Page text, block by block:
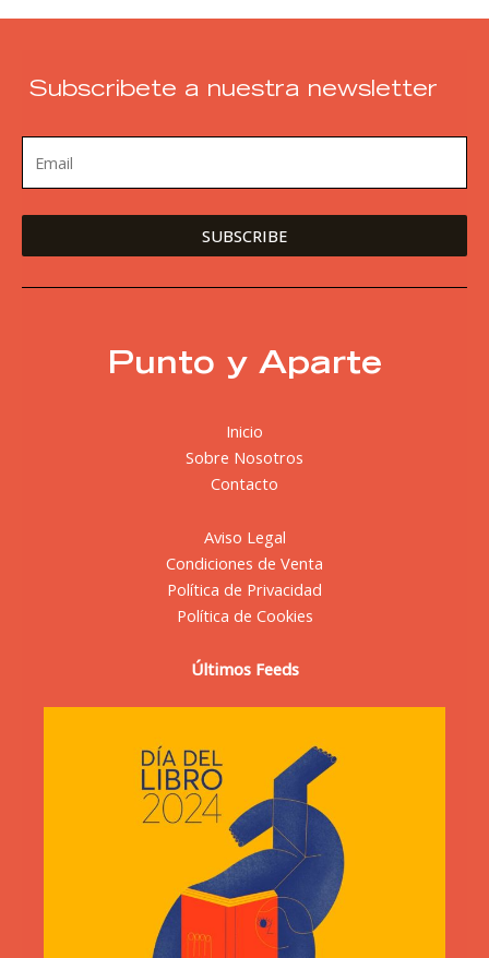
Subscribete a nuestra newsletter
Punto y Aparte
Inicio
Sobre Nosotros
Contacto
Aviso Legal
Condiciones de Venta
Política de Privacidad
Política de Cookies
Últimos Feeds